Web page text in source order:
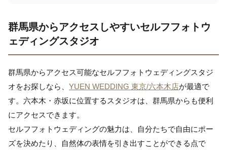
群馬県からアクセスしやすいセルフフォトウ
ェディングスタジオ
群馬県からアクセス可能なセルフフォトウェディングスタジ
オをお探しなら、 YUEN WEDDING 東京/六本木店が最適で
す。六本木・赤坂に位置するスタジオは、群馬県からも便利
にアクセスできます。
セルフフォトウェディングの魅力は、自分たちで自由にポー
ズを決めたり、自然体の表情を引き出すことができる点で